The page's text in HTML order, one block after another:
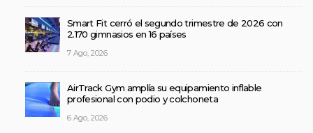
Smart Fit cerró el segundo trimestre de 2026 con
2.170 gimnasios en 16 países
7 Ago, 2026
AirTrack Gym amplía su equipamiento inflable
profesional con podio y colchoneta
6 Ago, 2026